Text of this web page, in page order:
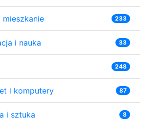
mieszkanie 233
i nauka 33
248
i komputery 87
i sztuka 8